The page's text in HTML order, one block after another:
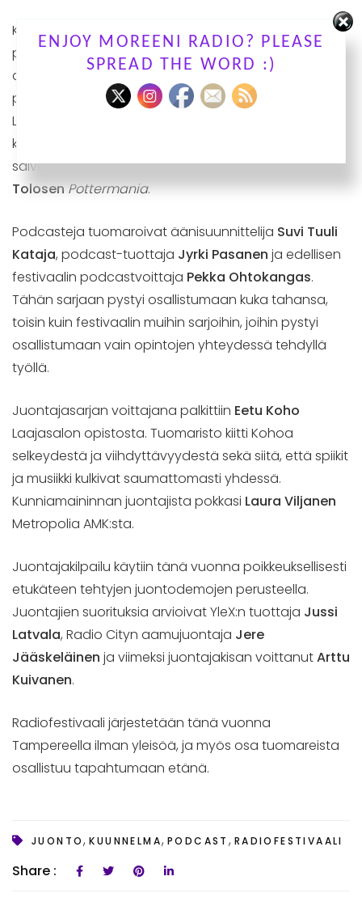
Kuunnelmasarjassa tuomaroinut Timo Metsäjoki
palkittiin parhaana podcast-sarjassa. Tuomarit
arvostivat
Vankileirien saaristo – vaiettu historia
podcastin aihevalintaa ja raikasta käsittelytapaa.
Lisäksi äänisuunnittelu tuki tuomareiden mukaan
kerrontaa ja vei sitä eteenpäin. Kunniamaininnan
saivatJaana JääskeläisenMyyttinen maajaElli
TolosenPottermania.
Podcasteja tuomaroivat äänisuunnittelija Suvi Tuuli
Kataja, podcast-tuottaja Jyrki Pasanen ja edellisen
festivaalin podcastvoittaja Pekka Ohtokangas.
Tähän sarjaan pystyi osallistumaan kuka tahansa,
toisin kuin festivaalin muihin sarjoihin, joihin pystyi
osallistumaan vain opintojen yhteydessä tehdyllä
työllä.
Juontajasarjan voittajana palkittiin Eetu Koho
Laajasalon opistosta. Tuomaristo kiitti Kohoa
selkeydestä ja viihdyttävyydestä sekä siitä, että spiikit
ja musiikki kulkivat saumattomasti yhdessä.
Kunniamaininnan juontajista pokkasi Laura Viljanen
Metropolia AMK:sta.
Juontajakilpailu käytiin tänä vuonna poikkeuksellisesti
etukäteen tehtyjen juontodemojen perusteella.
Juontajien suorituksia arvioivat YleX:n tuottaja Jussi
Latvala, Radio Cityn aamujuontaja Jere
Jääskeläinen ja viimeksi juontajakisan voittanutArttu
Kuivanen.
Radiofestivaali järjestetään tänä vuonna
Tampereella ilman yleisöä, ja myös osa tuomareista
osallistuu tapahtumaan etänä.
JUONTO,KUUNNELMA,PODCAST , RADIOFESTIVAALI
Share :
ENJOY MOREENI RADIO? PLEASE
SPREAD THE WORD :)